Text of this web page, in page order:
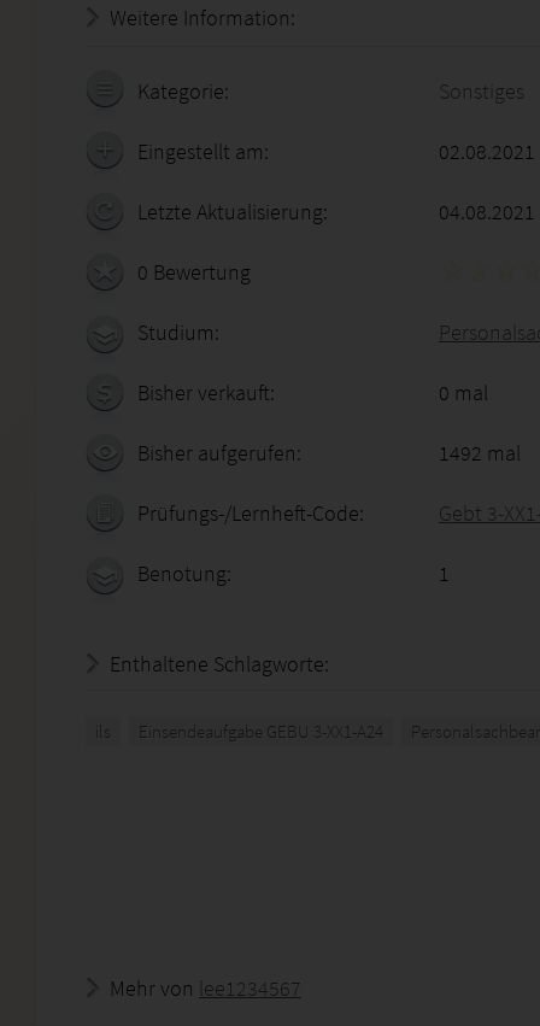
Weitere Information:
Kategorie: Sonstiges
Eingestellt am:
Letzte Aktualisierung: 04.08.2021
0 Bewertung
Studium:
Bisher verkauft: 0 mal
Bisher aufgerufen: 1492 mal
Prüfungs-/Lernheft-Code: Gebt 3-
Benotung: 1
Enthaltene Schlagworte:
ils Einsendeaufgabe GEBU 3-XX1-A24
Mehr von lee1234567